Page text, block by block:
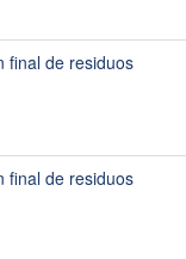
final de residuos
final de residuos